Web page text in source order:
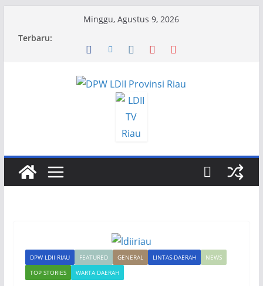
Minggu, Agustus 9, 2026
Terbaru:
DPW LDII RIAU FEATURED GENERAL LINTAS-DAERAH
NEWS
TOP STORIES
WARTA DAERAH